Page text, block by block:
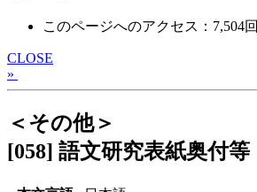
このページへのアクセス：7,504回
CLOSE
»
＜その他＞
[058] 語文研究表紙奥付等